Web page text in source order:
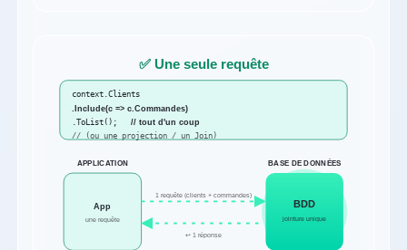
✅ Une seule requête
context.Clients
.Include(c => c.Commandes)
.ToList();
// tout d'un coup
// (ou une projection / un Join)
APPLICATION BASE DE DONNÉES
App
une requête
BDD
jointure unique
1 requête (clients + commandes)
↩ 1 réponse